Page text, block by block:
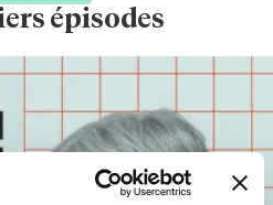
épisodes